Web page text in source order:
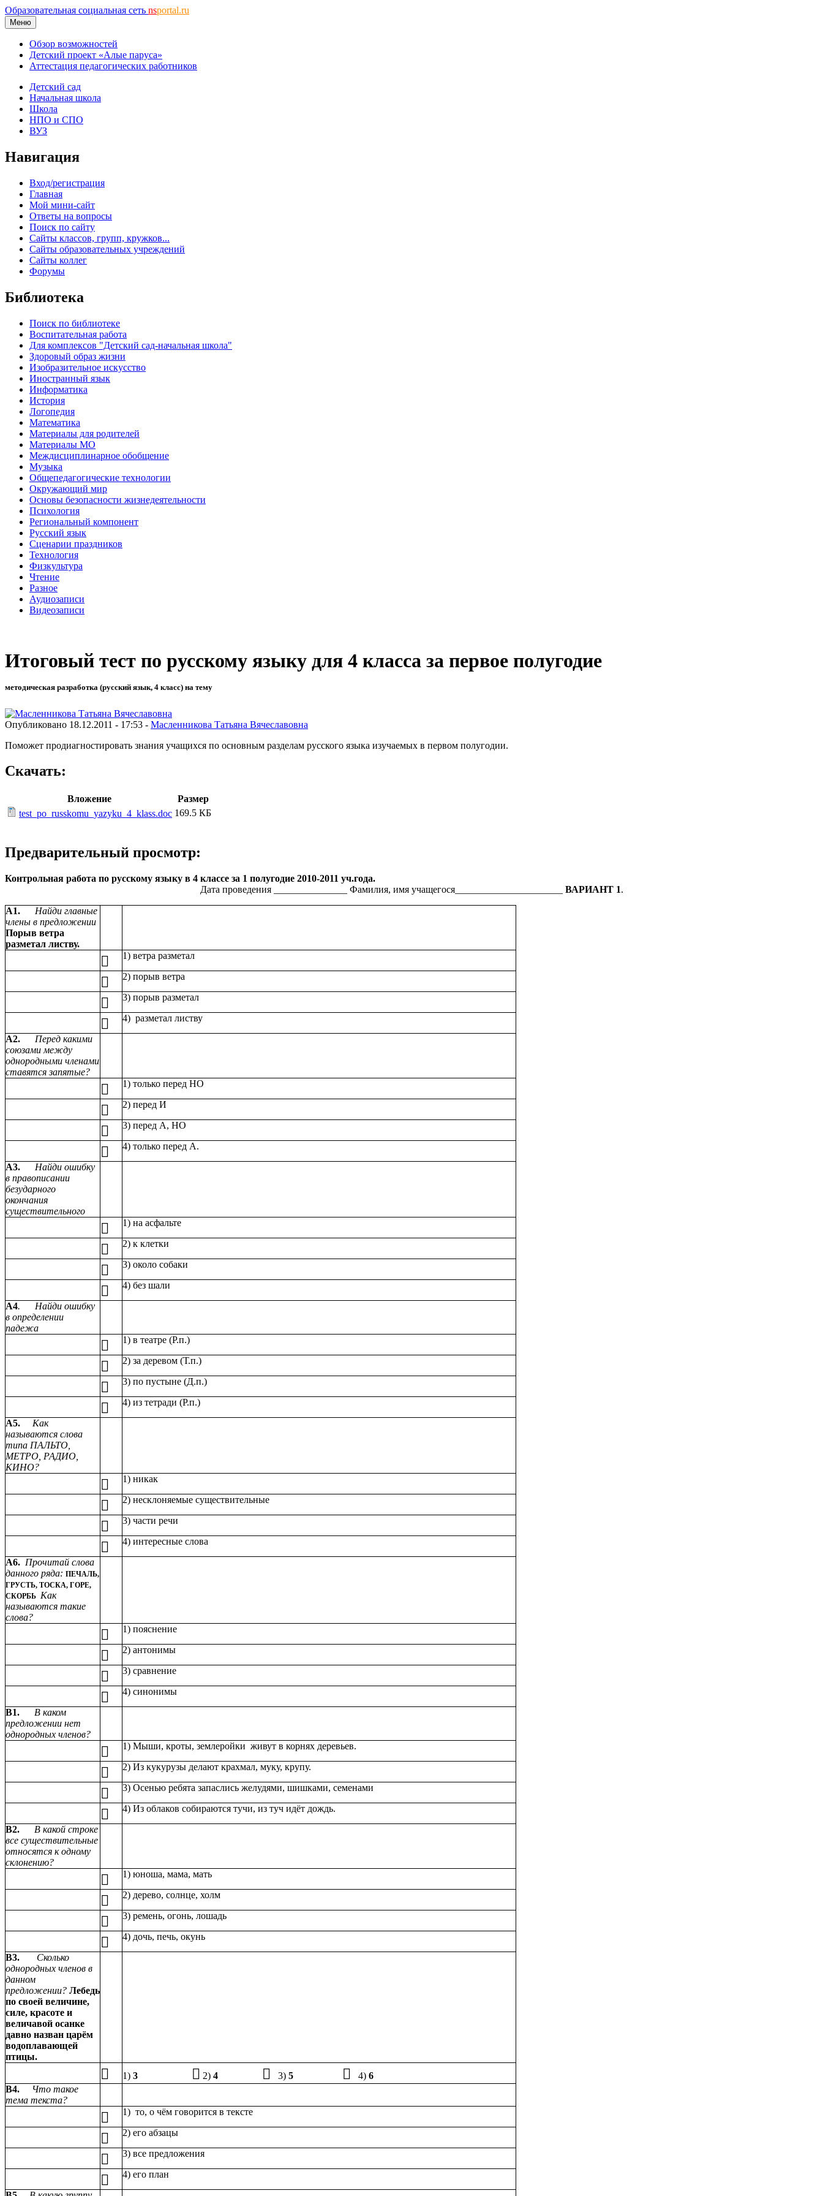
Образовательная социальная сеть nsportal.ru
Меню
Обзор возможностей
Детский проект «Алые паруса»
Аттестация педагогических работников
Детский сад
Начальная школа
Школа
НПО и СПО
ВУЗ
Навигация
Вход/регистрация
Главная
Мой мини-сайт
Ответы на вопросы
Поиск по сайту
Сайты классов, групп, кружков...
Сайты образовательных учреждений
Сайты коллег
Форумы
Библиотека
Поиск по библиотеке
Воспитательная работа
Для комплексов "Детский сад-начальная школа"
Здоровый образ жизни
Изобразительное искусство
Иностранный язык
Информатика
История
Логопедия
Математика
Материалы для родителей
Материалы МО
Междисциплинарное обобщение
Музыка
Общепедагогические технологии
Окружающий мир
Основы безопасности жизнедеятельности
Психология
Региональный компонент
Русский язык
Сценарии праздников
Технология
Физкультура
Чтение
Разное
Аудиозаписи
Видеозаписи
Итоговый тест по русскому языку для 4 класса за первое полугодие
методическая разработка (русский язык, 4 класс) на тему
Опубликовано 18.12.2011 - 17:53 - Масленникова Татьяна Вячеславовна
Поможет продиагностировать знания учащихся по основным разделам русского языка изучаемых в первом полугодии.
Скачать:
Вложение
Размер
test_po_russkomu_yazyku_4_klass.doc 169.5 КБ
Предварительный просмотр:
Контрольная работа по русскому языку в 4 классе за 1 полугодие 2010-2011 уч.года.
Дата проведения _______________ Фамилия, имя учащегося______________________ ВАРИАНТ 1.
А1. Найди главные
члены в предложении
Порыв ветра
разметал листву.
 1) ветра разметал
 2) порыв ветра
 3) порыв разметал

4) разметал листву
А2. Перед какими
союзами между
однородными членами
ставятся запятые?
 1) только перед НО
 2) перед И
 3) перед А, НО

4) только перед А.
А3. Найди ошибку
в правописании
безударного
окончания
существительного
 1) на асфальте
 2) к клетки
 3) около собаки

4) без шали
А4. Найди ошибку
в определении
падежа
 1) в театре (Р.п.)
 2) за деревом (Т.п.)
 3) по пустыне (Д.п.)

4) из тетради (Р.п.)
А5.
Как
называются слова
типа ПАЛЬТО,
МЕТРО, РАДИО,
КИНО?
 1) никак
 2) несклоняемые существительные
 3) части речи

4) интересные слова
А6. Прочитай слова
данного ряда: ПЕЧАЛЬ,
ГРУСТЬ, ТОСКА, ГОРЕ,
СКОРБЬ Как
называются такие
слова?
 1) пояснение
 2) антонимы
 3) сравнение

4) синонимы
В1. В каком
предложении нет
однородных членов?
 1) Мыши, кроты, землеройки живут в корнях деревьев.
 2) Из кукурузы делают крахмал, муку, крупу.
 3) Осенью ребята запаслись желудями, шишками, семенами

4) Из облаков собираются тучи, из туч идёт дождь.
В2. В какой строке
все существительные
относятся к одному
склонению?
 1) юноша, мама, мать
 2) дерево, солнце, холм
 3) ремень, огонь, лошадь

4) дочь, печь, окунь
В3. Сколько
однородных членов в
данном
предложении? Лебедь
по своей величине,
силе, красоте и
величавой осанке
давно назван царём
водоплавающей
птицы.
 1) 3  2) 4  3) 5  4) 6
В4. Что такое
тема текста?
 1) то, о чём говорится в тексте
 2) его абзацы
 3) все предложения

4) его план